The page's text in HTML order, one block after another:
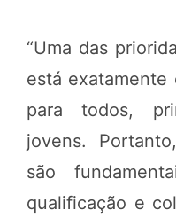
“Uma das
está exatamente
para todos,
jovens.
são
qualificação e